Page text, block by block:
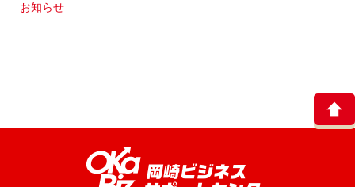
お知らせ